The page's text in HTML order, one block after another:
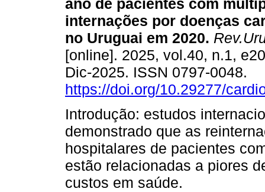
ano de pacientes com
internações por doenças
no Uruguai em 2020.
[online]. 2025, vol.40, n.1,
Dic-2025. ISSN 0797-0048.
https://doi.org/10.29277/
Introdução: estudos
demonstrado que as
hospitalares de pacientes
estão relacionadas a piores
custos em saúde.